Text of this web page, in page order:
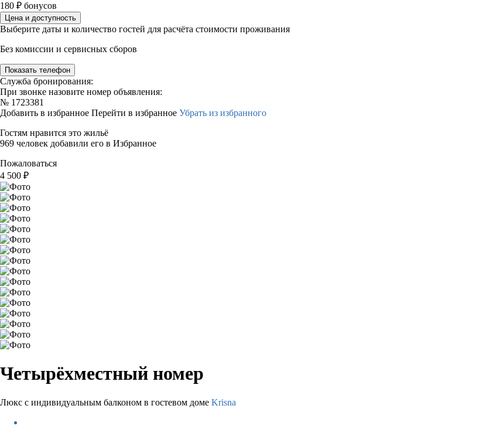
180 ₽ бонусов
Цена и доступность
Выберите даты и количество гостей для расчёта стоимости проживания
Без комиссии и сервисных сборов
Показать телефон
Служба бронирования:
При звонке назовите номер объявления:
№ 1723381
Добавить в избранное Перейти в избранное Убрать из избранного
Гостям нравится это жильё
969 человек добавили его в Избранное
Пожаловаться
4 500 ₽
Четырёхместный номер
Люкс с индивидуальным балконом в гостевом доме Krisna